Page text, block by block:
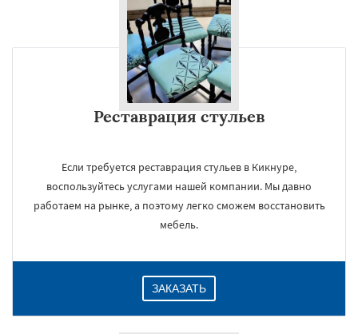
Реставрация стульев
Если требуется реставрация стульев в Кикнуре,
воспользуйтесь услугами нашей компании. Мы давно
работаем на рынке, а поэтому легко сможем восстановить
мебель.
ЗАКАЗАТЬ